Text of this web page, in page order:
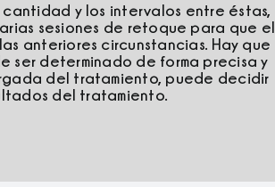
y los intervalos entre éstas,
sesiones de retoque para que el
anteriores circunstancias. Hay que
ser determinado de forma precisa y
del tratamiento, puede decidir
del tratamiento.